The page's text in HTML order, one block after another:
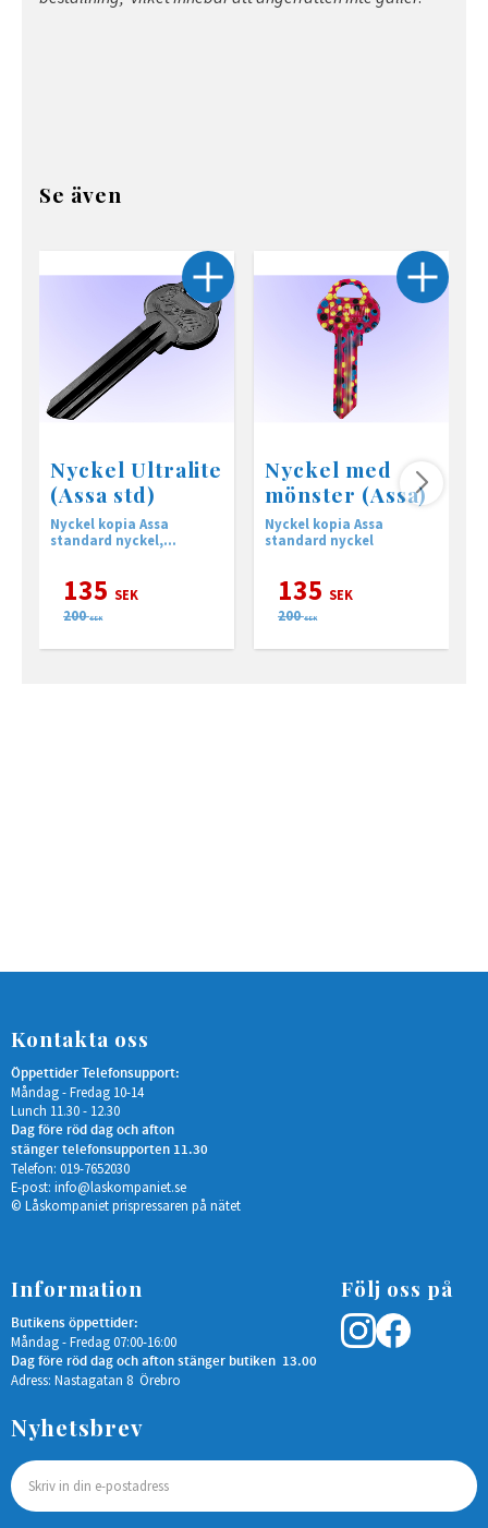
Se även
Nyckel Ultralite
(Assa std)
Nyckel kopia Assa
standard nyckel,
135 SEK
200 SEK
Nyckel med
mönster (Assa)
Nyckel kopia Assa
standard nyckel
135 SEK
200 SEK
Kontakta oss
Öppettider Telefonsupport:
Måndag - Fredag 10-14
Lunch 11.30 - 12.30
Dag före röd dag och afton
stänger telefonsupporten 11.30
Telefon: 019-7652030
E-post: info@laskompaniet.se
© Låskompaniet prispressaren på nätet
Information
Butikens öppettider:
Måndag - Fredag 07:00-16:00
Dag före röd dag och afton stänger butiken 13.00
Adress: Nastagatan 8 Örebro
Följ oss på
Nyhetsbrev